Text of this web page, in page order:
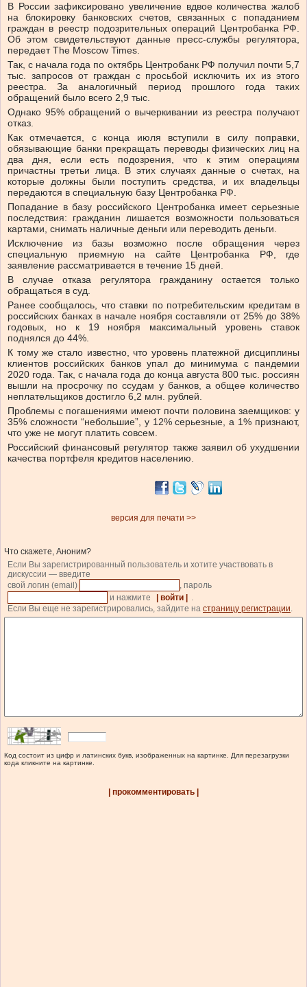
В России зафиксировано увеличение вдвое количества жалоб
на блокировку банковских счетов, связанных с попаданием
граждан в реестр подозрительных операций Центробанка РФ.
Об этом свидетельствуют данные пресс-службы регулятора,
передает The Moscow Times.
Так, с начала года по октябрь Центробанк РФ получил почти 5,7
тыс. запросов от граждан с просьбой исключить их из этого
реестра. За аналогичный период прошлого года таких
обращений было всего 2,9 тыс.
Однако 95% обращений о вычеркивании из реестра получают
отказ.
Как отмечается, с конца июля вступили в силу поправки,
обязывающие банки прекращать переводы физических лиц на
два дня, если есть подозрения, что к этим операциям
причастны третьи лица. В этих случаях данные о счетах, на
которые должны были поступить средства, и их владельцы
передаются в специальную базу Центробанка РФ.
Попадание в базу российского Центробанка имеет серьезные
последствия: гражданин лишается возможности пользоваться
картами, снимать наличные деньги или переводить деньги.
Исключение из базы возможно после обращения через
специальную приемную на сайте Центробанка РФ, где
заявление рассматривается в течение 15 дней.
В случае отказа регулятора гражданину остается только
обращаться в суд.
Ранее сообщалось, что ставки по потребительским кредитам в
российских банках в начале ноября составляли от 25% до 38%
годовых, но к 19 ноября максимальный уровень ставок
поднялся до 44%.
К тому же стало известно, что уровень платежной дисциплины
клиентов российских банков упал до минимума с пандемии
2020 года. Так, с начала года до конца августа 800 тыс. россиян
вышли на просрочку по ссудам у банков, а общее количество
неплательщиков достигло 6,2 млн. рублей.
Проблемы с погашениями имеют почти половина заемщиков: у
35% сложности “небольшие”, у 12% серьезные, а 1% признают,
что уже не могут платить совсем.
Российский финансовый регулятор также заявил об ухудшении
качества портфеля кредитов населению.
версия для печати >>
Что скажете, Аноним?
Если Вы зарегистрированный пользователь и хотите участвовать в
дискуссии — введите
свой логин (email)
, пароль
и нажмите
| войти |
.
Если Вы еще не зарегистрировались, зайдите на страницу регистрации.
Код состоит из цифр и латинских букв, изображенных на картинке. Для перезагрузки
кода кликните на картинке.
| прокомментировать |